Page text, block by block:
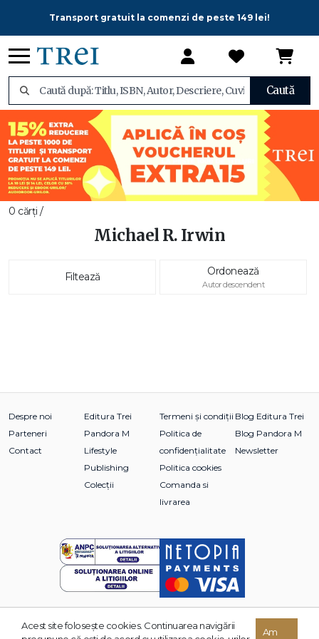
Transport gratuit la comenzi de peste 149 lei!
Caută
0 cărți /
Michael R. Irwin
Filtează Ordonează
Autor descendent
Despre noi
Parteneri
Contact
Editura Trei
Pandora M
Lifestyle
Publishing
Colecții
Termeni și condiții
Politica de
confidențialitate
Politica cookies
Comanda si
livrarea
Blog Editura Trei
Blog Pandora M
Newsletter
© 2026 Grupul Editorial TREI. Toate drepturile rezervate.
Acest site foloseşte cookies. Continuarea navigării
Am